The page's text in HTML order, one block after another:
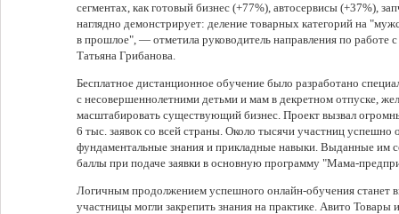
сегментах, как готовый бизнес (+77%), автосервисы (+37%),
наглядно демонстрирует: деление товарных категорий на
в прошлое", — отметила руководитель направления по работе
Татьяна Грибанова.
Бесплатное дистанционное обучение было разработано
с несовершеннолетними детьми и мам в декретном отпуске,
масштабировать существующий бизнес. Проект вызвал
6 тыс. заявок со всей страны. Около тысячи участниц успешно
фундаментальные знания и прикладные навыки. Выданные им
баллы при подаче заявки в основную программу "Мама-
Логичным продолжением успешного онлайн-обучения станет
участницы могли закрепить знания на практике. Авито